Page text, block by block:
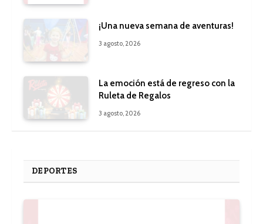
¡Una nueva semana de aventuras!
3 agosto, 2026
La emoción está de regreso con la
Ruleta de Regalos
3 agosto, 2026
DEPORTES